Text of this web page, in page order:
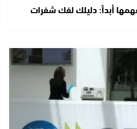
أبداً: دليلك لفك شفرات